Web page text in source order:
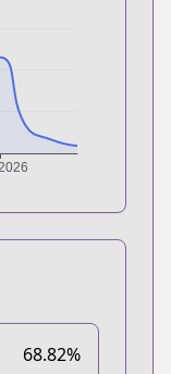
68.82%